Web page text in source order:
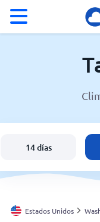
El clima en Tacoma
España
Argentina
14 días
Estados Unidos